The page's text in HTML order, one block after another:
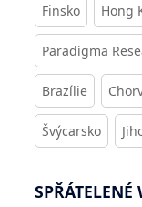
Finsko Hong
Paradigma
Brazílie
Švýcarsko
SPŘÁTELENÉ